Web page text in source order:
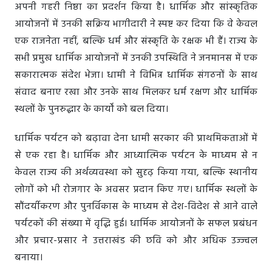
अपनी गहरी निष्ठा का प्रदर्शन किया है। धार्मिक और सांस्कृतिक
आयोजनों में उनकी सक्रिय भागीदारी ने स्पष्ट कर दिया कि वे केवल
एक राजनेता नहीं, बल्कि धर्म और संस्कृति के रक्षक भी हैं। राज्य के
सभी प्रमुख धार्मिक आयोजनों में उनकी उपस्थिति ने जनमानस में एक
सकारात्मक संदेश भेजा। धामी ने विभिन्न धार्मिक संगठनों के साथ
संवाद बनाए रखा और उनके साथ मिलकर धर्म रक्षण और धार्मिक
स्थलों के पुनरुद्धार के कार्यों को बल दिया।
धार्मिक पर्यटन को बढ़ावा देना धामी सरकार की प्राथमिकताओं में
से एक रहा है। धार्मिक और आध्यात्मिक पर्यटन के माध्यम से न
केवल राज्य की अर्थव्यवस्था को सुदृढ़ किया गया, बल्कि स्थानीय
लोगों को भी रोजगार के अवसर प्रदान किए गए। धार्मिक स्थलों के
सौंदर्यीकरण और पुनर्विकास के माध्यम से देश-विदेश से आने वाले
पर्यटकों की संख्या में वृद्धि हुई। धार्मिक आयोजनों के सफल प्रबंधन
और प्रचार-प्रसार ने उत्तराखंड की छवि को और अधिक उज्ज्वल
बनाया।